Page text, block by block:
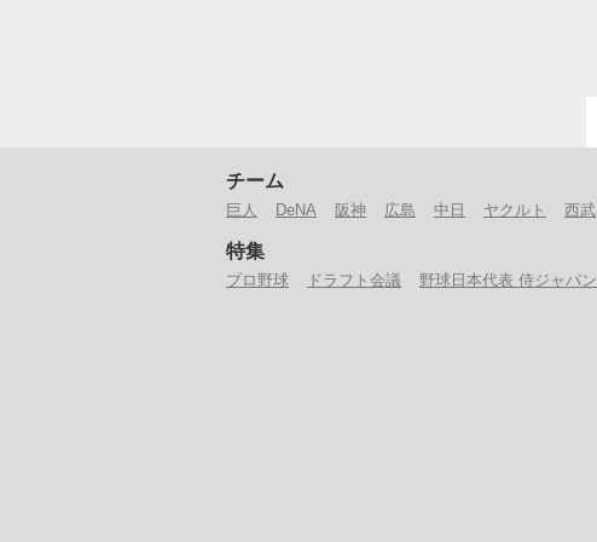
チーム
巨人 DeNA 阪神 広島 中日 ヤクルト 西武
特集
プロ野球 ドラフト会議 野球日本代表 侍ジャパン